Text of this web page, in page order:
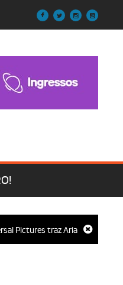
traz Ariana Grande, Cynthia